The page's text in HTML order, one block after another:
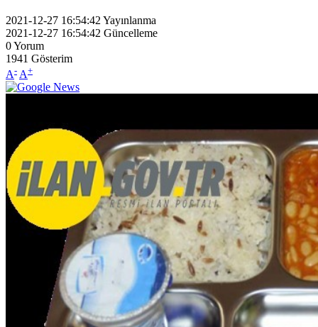
2021-12-27 16:54:42 Yayınlanma
2021-12-27 16:54:42 Güncelleme
0Yorum
1941 Gösterim
A- A+